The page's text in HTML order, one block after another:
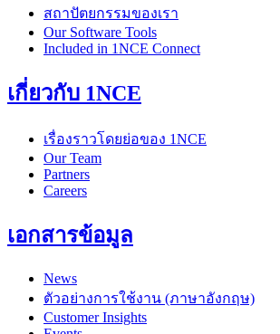
สถาปัตยกรรมของเรา
Our Software Tools
Included in 1NCE Connect
เกี่ยวกับ 1NCE
เรื่องราวโดยย่อของ 1NCE
Our Team
Partners
Careers
เอกสารข้อมูล
News
ตัวอย่างการใช้งาน (ภาษาอังกฤษ)
Customer Insights